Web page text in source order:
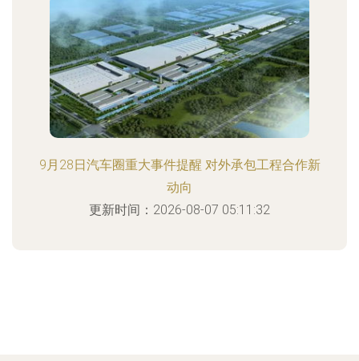
9月28日汽车圈重大事件提醒 对外承包工程合作新
动向
更新时间：2026-08-07 05:11:32